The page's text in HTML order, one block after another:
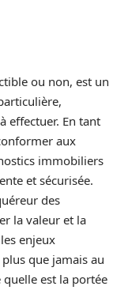
ou non, est un
effectuer. En tant
aux
immobiliers
et sécurisée.
des
la valeur et la
enjeux
que jamais au
est la portée